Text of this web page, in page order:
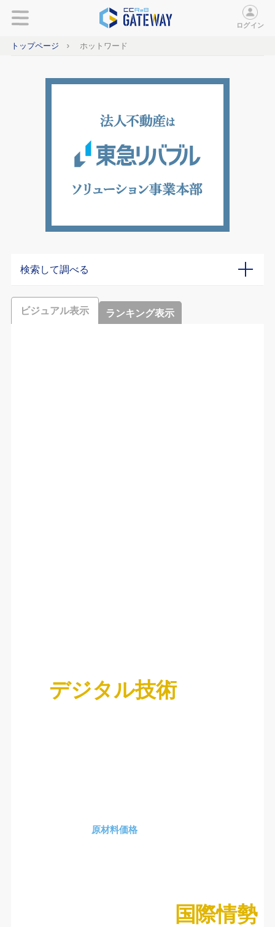
ログイン
トップページ ホットワード
検索して調べる
ビジュアル表示 ランキング表示
国際情勢
デジタル技術
原材料価格